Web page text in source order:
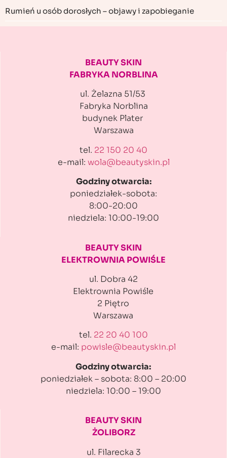
Rumień u osób dorosłych – objawy i zapobieganie
BEAUTY SKIN
FABRYKA NORBLINA
ul. Żelazna 51/53
Fabryka Norblina
budynek Plater
Warszawa
tel. 22 150 20 40
e-mail: wola@beautyskin.pl
Godziny otwarcia:
poniedziałek-sobota:
8:00-20:00
niedziela: 10:00-19:00
BEAUTY SKIN
ELEKTROWNIA POWIŚLE
ul. Dobra 42
Elektrownia Powiśle
2 Piętro
Warszawa
tel. 22 20 40 100
e-mail: powisle@beautyskin.pl
Godziny otwarcia:
poniedziałek – sobota: 8:00 – 20:00
niedziela: 10:00 – 19:00
BEAUTY SKIN
ŻOLIBORZ
ul. Filarecka 3